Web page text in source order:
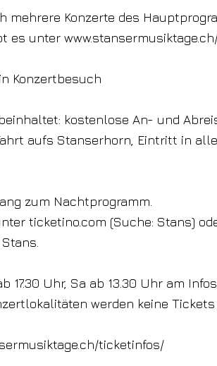
mehrere Konzerte des
es unter
Konzertbesuch
kostenlose An- und
aufs Stanserhorn, Eintritt in
zum Nachtprogramm.
ticketino.com (Suche: Stans)
17.30 Uhr, Sa ab 13.30 Uhr am
werden keine Tickets
ticketinfos/